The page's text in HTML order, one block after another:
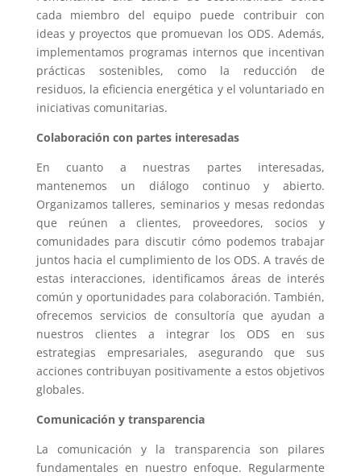
cada miembro del equipo puede contribuir con
ideas y proyectos que promuevan los ODS. Además,
implementamos programas internos que incentivan
prácticas sostenibles, como la reducción de
residuos, la eficiencia energética y el voluntariado en
iniciativas comunitarias.
Colaboración con partes interesadas
En cuanto a nuestras partes interesadas,
mantenemos un diálogo continuo y abierto.
Organizamos talleres, seminarios y mesas redondas
que reúnen a clientes, proveedores, socios y
comunidades para discutir cómo podemos trabajar
juntos hacia el cumplimiento de los ODS. A través de
estas interacciones, identificamos áreas de interés
común y oportunidades para colaboración. También,
ofrecemos servicios de consultoría que ayudan a
nuestros clientes a integrar los ODS en sus
estrategias empresariales, asegurando que sus
acciones contribuyan positivamente a estos objetivos
globales.
Comunicación y transparencia
La comunicación y la transparencia son pilares
fundamentales en nuestro enfoque. Regularmente